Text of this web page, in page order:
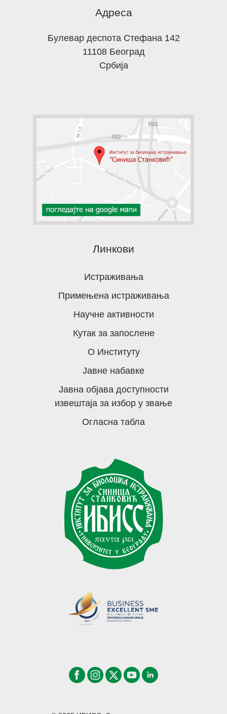
Адреса
Булевар деспота Стефана 142
11108 Београд
Србија
Линкови
Истраживања
Примењена истраживања
Научне активности
Кутак за запослене
О Институту
Јавне набавке
Јавна објава доступности
извештаја за избор у звање
Огласна табла